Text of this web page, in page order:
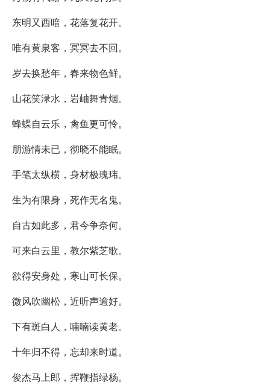
东明又西暗，花落复花开。
唯有黄泉客，冥冥去不回。
岁去换愁年，春来物色鲜。
山花笑渌水，岩岫舞青烟。
蜂蝶自云乐，禽鱼更可怜。
朋游情未已，彻晓不能眠。
手笔太纵横，身材极瑰玮。
生为有限身，死作无名鬼。
自古如此多，君今争奈何。
可来白云里，教尔紫芝歌。
欲得安身处，寒山可长保。
微风吹幽松，近听声逾好。
下有斑白人，喃喃读黄老。
十年归不得，忘却来时道。
俊杰马上郎，挥鞭指绿杨。